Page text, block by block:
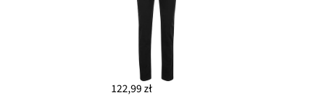
122,99 zł